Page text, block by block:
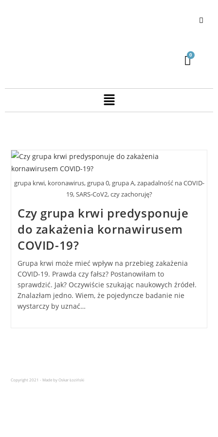
grupa krwi, koronawirus, grupa 0, grupa A, zapadalność na COVID-
19, SARS-CoV2, czy zachoruję?
Czy grupa krwi predysponuje
do zakażenia kornawirusem
COVID-19?
Grupa krwi może mieć wpływ na przebieg zakażenia
COVID-19. Prawda czy fałsz? Postanowiłam to
sprawdzić. Jak? Oczywiście szukając naukowych źródeł.
Znalazłam jedno. Wiem, że pojedyncze badanie nie
wystarczy by uznać…
Copyright 2021 - Made by Oskar Łoziński